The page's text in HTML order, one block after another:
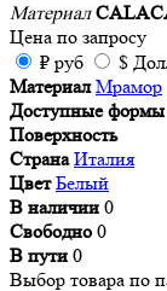
Материал
Цена по запросу
₽ руб $
Материал Мрамор
Доступные формы
Поверхность
Страна Италия
Цвет Белый
В наличии 0
Свободно 0
В пути 0
Выбор товара по